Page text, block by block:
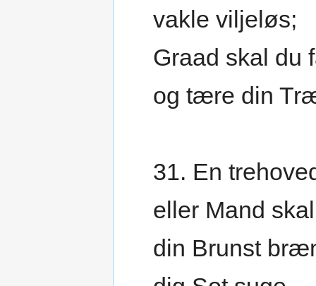
vakle viljeløs;
Graad skal du
og tære din
31. En
eller Mand
din Brunst